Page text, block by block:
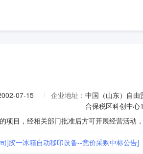
07-15 企业地址： 中国（山东）自由
合保税区科创中心
]胶一冰箱自动移印设备--竞价采购中标公告]